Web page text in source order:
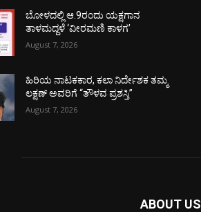
ಬೋಳದಲ್ಲಿ ಆ.9ರಂದು ಯಕ್ಷಗಾನ
ತಾಳಮದ್ದಳೆ ‘ವೀರಮಣಿ ಕಾಳಗ’
August 7, 2026
ಹಿರಿಯ ನಾಟಕಕಾರ, ಕಲಾ ನಿರ್ದೇಶಕ ತಮ್ಮ
ಲಕ್ಷಣ್ ಅವರಿಗೆ “ತೌಳವ ಪ್ರಶಸ್ತಿ”
August 7, 2026
ABOUT US